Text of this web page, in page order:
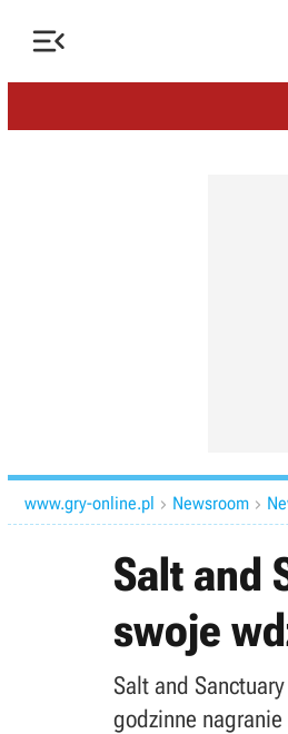

www.gry-online.pl  Newsroom 
Salt and
swoje
Salt and
godzinne